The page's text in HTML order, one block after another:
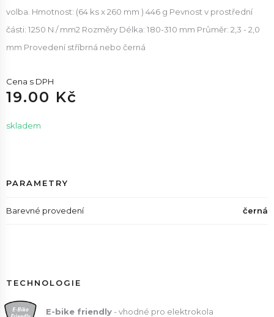
volba. Hmotnost: (64 ks x 260 mm ) 446 g Pevnost v prostřední
části: 1250 N / mm2 Rozměry Délka: 180-310 mm Průměr: 2,3 - 2,0
mm Provedení stříbrná nebo černá
Cena s DPH
19.00 Kč
skladem
PARAMETRY
Barevné provedení černá
TECHNOLOGIE
E-bike friendly - vhodné pro elektrokola